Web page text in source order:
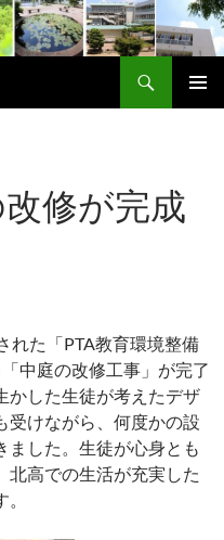
修が完成
れた「PTA教育環境整備
中庭の改修工事」が完了
かした生徒が考えたデザ
受けながら、何度かの設
ました。生徒が心身とも
北高での生活が充実した